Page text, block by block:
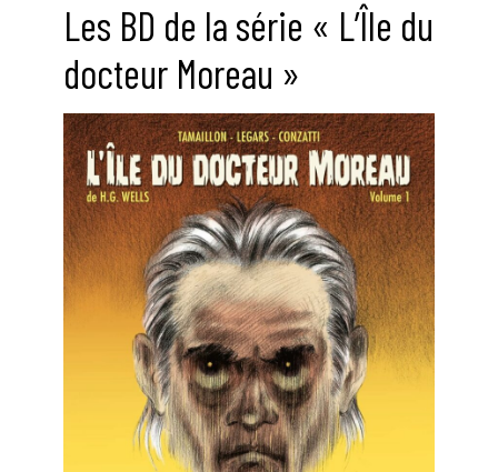
Les BD de la série « L’Île du
docteur Moreau »